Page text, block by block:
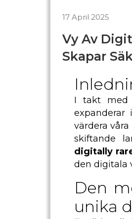
17 April 2025
Vy Av
Skapar
I takt med
värdera
skiftande
digitally
den digitala
Den
unika